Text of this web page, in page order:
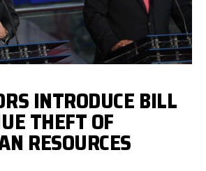
INTRODUCE BILL
THEFT OF
RESOURCES